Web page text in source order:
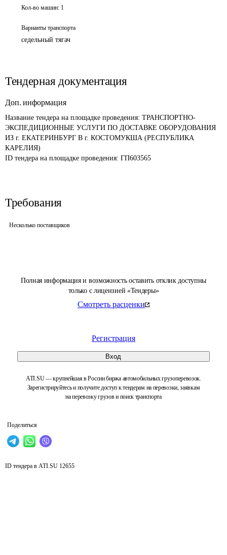
Полная информация и возможность оставить отклик доступны
только с лицензией «Тендеры»
Смотреть расценки
Регистрация
Вход
ATI.SU — крупнейшая в России биржа автомобильных грузоперевозок.
Зарегистрируйтесь и получите доступ к тендерам на перевозки, заявкам
на перевозку грузов и поиск транспорта
Поделиться
Кол-во машин: 1
Варианты транспорта
седельный тягач
Тендерная документация
Доп. информация
Название тендера на площадке проведения: ТРАНСПОРТНО-
ЭКСПЕДИЦИОННЫЕ УСЛУГИ ПО ДОСТАВКЕ ОБОРУДОВАНИЯ
ИЗ г. ЕКАТЕРИНБУРГ В г. КОСТОМУКША (РЕСПУБЛИКА
КАРЕЛИЯ)
ID тендера на площадке проведения: ГП603565
Требования
Несколько поставщиков
ID тендера в ATI.SU 12655